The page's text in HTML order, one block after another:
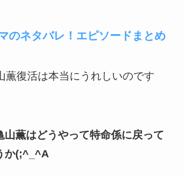
のネタバレ！エピソードまとめ
薫復活は本当にうれしいのです
山薫はどうやって特命係に戻って
か(;^_^A